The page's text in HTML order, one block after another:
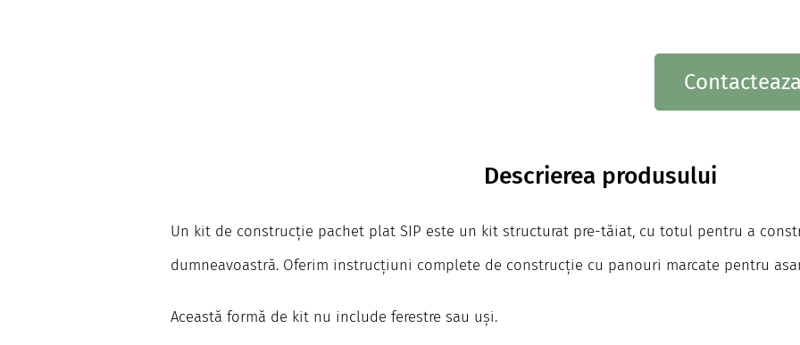
Descrierea produsului
Un kit de construcție pachet plat SIP este un kit structurat pre-tăiat, cu totul pentru a
dumneavoastră. Oferim instrucțiuni complete de construcție cu panouri marcate pentru
Această formă de kit nu include ferestre sau uși.